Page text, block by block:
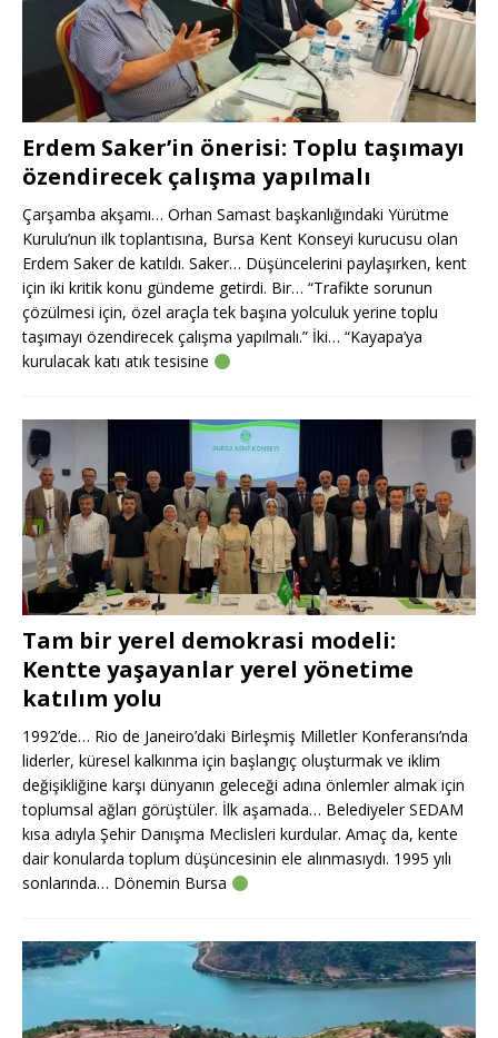
Erdem Saker’in önerisi: Toplu taşımayı
özendirecek çalışma yapılmalı
Çarşamba akşamı… Orhan Samast başkanlığındaki Yürütme
Kurulu’nun ilk toplantısına, Bursa Kent Konseyi kurucusu olan
Erdem Saker de katıldı. Saker… Düşüncelerini paylaşırken, kent
için iki kritik konu gündeme getirdi. Bir… “Trafikte sorunun
çözülmesi için, özel araçla tek başına yolculuk yerine toplu
taşımayı özendirecek çalışma yapılmalı.” İki… “Kayapa’ya
kurulacak katı atık tesisine
Tam bir yerel demokrasi modeli:
Kentte yaşayanlar yerel yönetime
katılım yolu
1992’de… Rio de Janeiro’daki Birleşmiş Milletler Konferansı’nda
liderler, küresel kalkınma için başlangıç oluşturmak ve iklim
değişikliğine karşı dünyanın geleceği adına önlemler almak için
toplumsal ağları görüştüler. İlk aşamada… Belediyeler SEDAM
kısa adıyla Şehir Danışma Meclisleri kurdular. Amaç da, kente
dair konularda toplum düşüncesinin ele alınmasıydı. 1995 yılı
sonlarında… Dönemin Bursa